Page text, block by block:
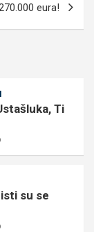
eura!
Ti
su se